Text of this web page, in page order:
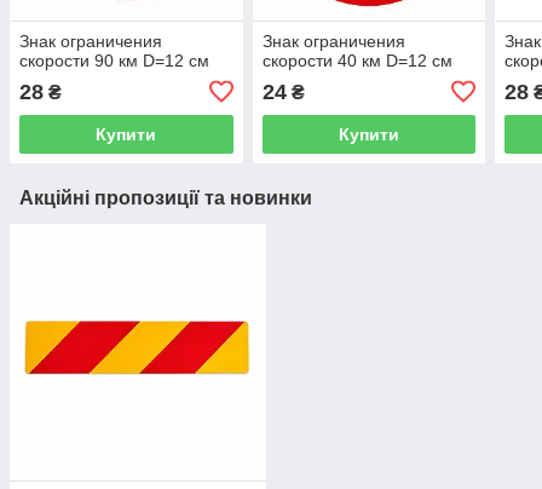
Знак ограничения
скорости 90 км D=12 см
28 ₴
Купити
Знак ограничения
скорости 40 км D=12 см
24₴
Купити
28
Акційні пропозиції та новинки